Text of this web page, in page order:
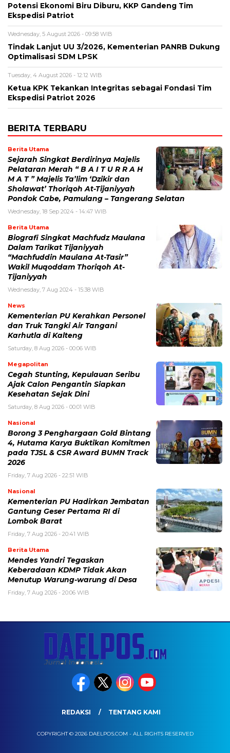
Potensi Ekonomi Biru Diburu, KKP Gandeng Tim
Ekspedisi Patriot
Wednesday, 5 August 2026 - 09:58 WIB
Tindak Lanjut UU 3/2026, Kementerian PANRB Dukung
Optimalisasi SDM LPSK
Tuesday, 4 August 2026 - 12:12 WIB
Ketua KPK Tekankan Integritas sebagai Fondasi Tim
Ekspedisi Patriot 2026
BERITA TERBARU
Berita Utama
Sejarah Singkat Berdirinya Majelis
Pelataran Merah “ B A I T U R R A H
M A T ” Majelis Ta’lim ‘Dzikir dan
Sholawat’ Thoriqoh At-Tijaniyyah
Pondok Cabe, Pamulang – Tangerang Selatan
Wednesday, 18 Sep 2024 - 14:47 WIB
Berita Utama
Biografi Singkat Machfudz Maulana
Dalam Tarikat Tijaniyyah
“Machfuddin Maulana At-Tasir”
Wakil Muqoddam Thoriqoh At-
Tijaniyyah
Wednesday, 7 Aug 2024 - 15:38 WIB
News
Kementerian PU Kerahkan Personel
dan Truk Tangki Air Tangani
Karhutla di Kalteng
Saturday, 8 Aug 2026 - 00:06 WIB
Megapolitan
Cegah Stunting, Kepulauan Seribu
Ajak Calon Pengantin Siapkan
Kesehatan Sejak Dini
Saturday, 8 Aug 2026 - 00:01 WIB
Nasional
Borong 3 Penghargaan Gold Bintang
4, Hutama Karya Buktikan Komitmen
pada TJSL & CSR Award BUMN Track
2026
Friday, 7 Aug 2026 - 22:51 WIB
Nasional
Kementerian PU Hadirkan Jembatan
Gantung Geser Pertama RI di
Lombok Barat
Friday, 7 Aug 2026 - 20:41 WIB
Berita Utama
Mendes Yandri Tegaskan
Keberadaan KDMP Tidak Akan
Menutup Warung-warung di Desa
Friday, 7 Aug 2026 - 20:06 WIB
REDAKSI TENTANG KAMI
COPYRIGHT © 2026 DAELPOS.COM - ALL RIGHTS RESERVED